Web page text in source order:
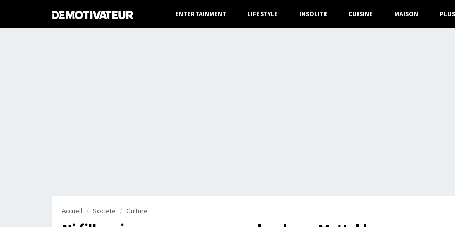
ENTERTAINMENT LIFESTYLE INSOLITE CUISINE MAISON PLUS
Accueil Societe Culture